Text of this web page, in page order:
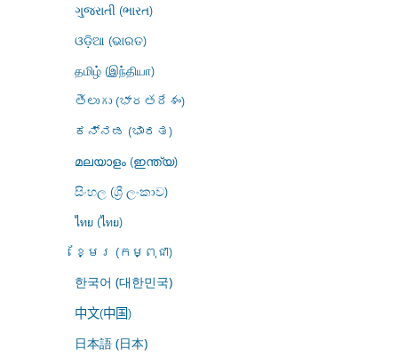
ગુજરાતી (ભારત)
ଓଡ଼ିଆ (ଭାରତ)
தமிழ் (இந்தியா)
తెలుగు (భారతదేశం)
ಕನ್ನಡ (ಭಾರತ)
മലയാളം (ഇന്ത്യ)
සිංහල (ශ්‍රී ලංකාව)
ไทย (ไทย)
ខ្មែរ (កម្ពុជា)
한국어 (대한민국)
中文(中国)
日本語 (日本)